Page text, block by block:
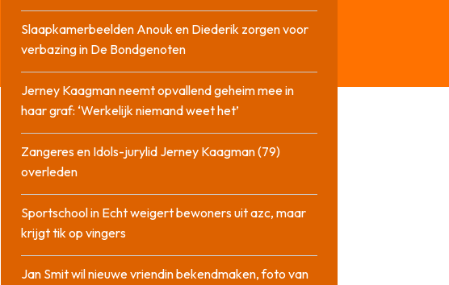
Slaapkamerbeelden Anouk en Diederik zorgen voor
verbazing in De Bondgenoten
Jerney Kaagman neemt opvallend geheim mee in
haar graf: ‘Werkelijk niemand weet het’
Zangeres en Idols-jurylid Jerney Kaagman (79)
overleden
Sportschool in Echt weigert bewoners uit azc, maar
krijgt tik op vingers
Jan Smit wil nieuwe vriendin bekendmaken, foto van